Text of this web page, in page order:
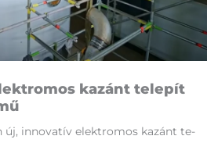
ka­zánt te­le­pít
új, in­no­va­tív elekt­ro­mos ka­zánt te­